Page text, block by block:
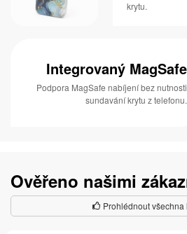
krytu.
Integrovaný MagSafe
Podpora MagSafe nabíjení bez nutnosti
sundavání krytu z telefonu.
Ověřeno našimi
Prohlédnout